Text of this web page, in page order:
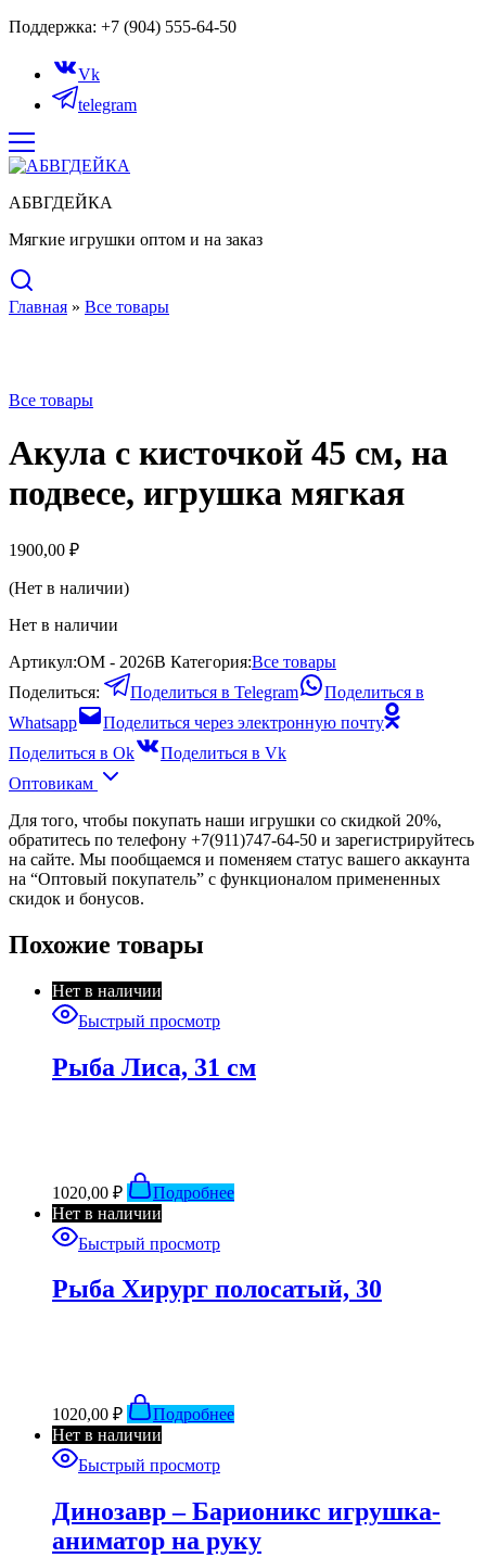
Поддержка: +7 (904) 555-64-50
Vk
telegram
АБВГДЕЙКА
Мягкие игрушки оптом и на заказ
Главная » Все товары
Все товары
Акула с кисточкой 45 см, на
подвесе, игрушка мягкая
1900,00 ₽
(Нет в наличии)
Нет в наличии
Артикул:ОМ - 2026В Категория:Все товары
Поделиться:
Поделиться в Telegram
Поделиться в
Whatsapp
Поделиться через электронную почту
Поделиться в Ok
Поделиться в Vk
Оптовикам
Для того, чтобы покупать наши игрушки со скидкой 20%,
обратитесь по телефону +7(911)747-64-50 и зарегистрируйтесь
на сайте. Мы пообщаемся и поменяем статус вашего аккаунта
на “Оптовый покупатель” с функционалом примененных
скидок и бонусов.
Похожие товары
Нет в наличии
Быстрый просмотр
Рыба Лиса, 31 см
1020,00 ₽
Подробнее
Нет в наличии
Быстрый просмотр
Рыба Хирург полосатый, 30
1020,00 ₽
Подробнее
Нет в наличии
Быстрый просмотр
Динозавр – Барионикс игрушка-
аниматор на руку